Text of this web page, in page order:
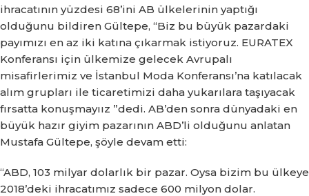
ihracatının yüzdesi 68’ini AB ülkelerinin yaptığı
olduğunu bildiren Gültepe, “Biz bu büyük pazardaki
payımızı en az iki katına çıkarmak istiyoruz. EURATEX
Konferansı için ülkemize gelecek Avrupalı ​​
misafirlerimiz ve İstanbul Moda Konferansı’na katılacak
alım grupları ile ticaretimizi daha yukarılara taşıyacak
fırsatta konuşmayıız ”dedi. AB’den sonra dünyadaki en
büyük hazır giyim pazarının ABD’li olduğunu anlatan
Mustafa Gültepe, şöyle devam etti:
“ABD, 103 milyar dolarlık bir pazar. Oysa bizim bu ülkeye
2018’deki ihracatımız sadece 600 milyon dolar.